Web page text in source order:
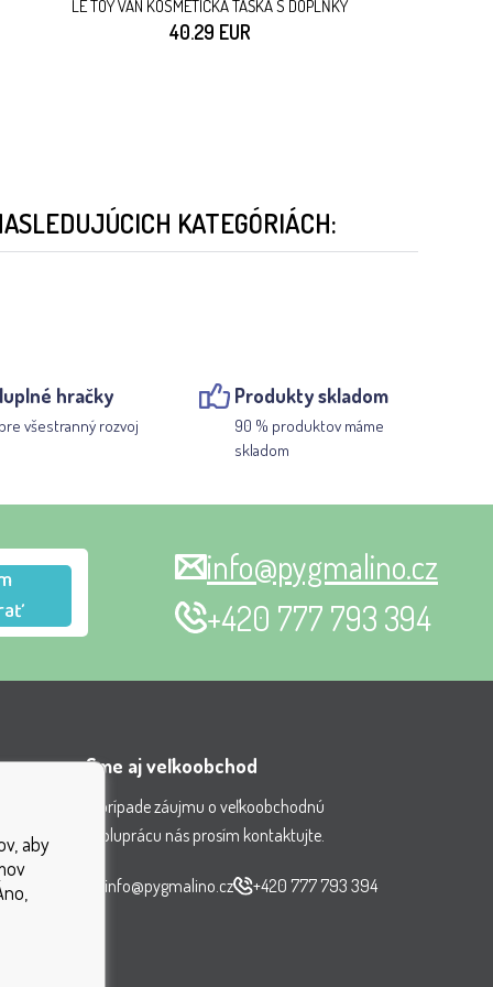
LE TOY VAN KOSMETICKÁ TAŠKA S DOPLŇKY
40.29 EUR
KATEGÓRIÁCH:
hračky
všestranný rozvoj
Produkty skladom
90 % produktov máme
skladom
info@pygmalino.cz
+420 777 793 394
Sme aj veľkoobchod
V prípade záujmu o veľkoobchodnú
spoluprácu nás prosím kontaktujte.
info@pygmalino.cz +420 777 793 394
aby